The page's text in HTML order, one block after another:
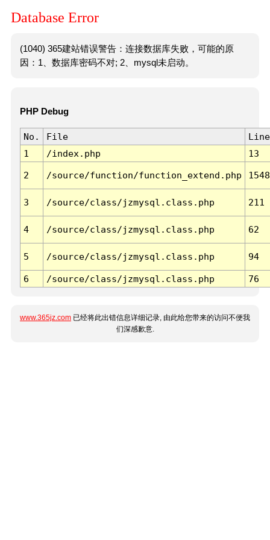
Database Error
(1040) 365建站错误警告：连接数据库失败，可能的原
因：1、数据库密码不对; 2、mysql未启动。
PHP Debug
No. File
Line
1
/index.php 13
2 /source/function/function_extend.php 1548
3 /source/class/jzmysql.class.php 211
4 /source/class/jzmysql.class.php 62
5 /source/class/jzmysql.class.php 94
6 /source/class/jzmysql.class.php 76
www.365jz.com 已经将此出错信息详细记录, 由此给您带来的访问不便我
们深感歉意.